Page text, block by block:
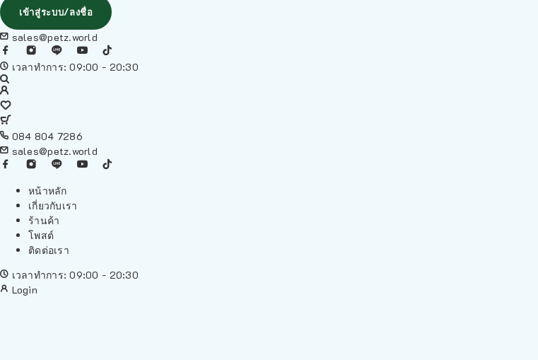
เข้าสู่ระบบ/ลงชื่อ
sales@petz.world
เวลาทำการ: 09:00 - 20:30
084 804 7286
sales@petz.world
หน้าหลัก
เกี่ยวกับเรา
ร้านค้า
โพสต์
ติดต่อเรา
เวลาทำการ: 09:00 - 20:30
Login